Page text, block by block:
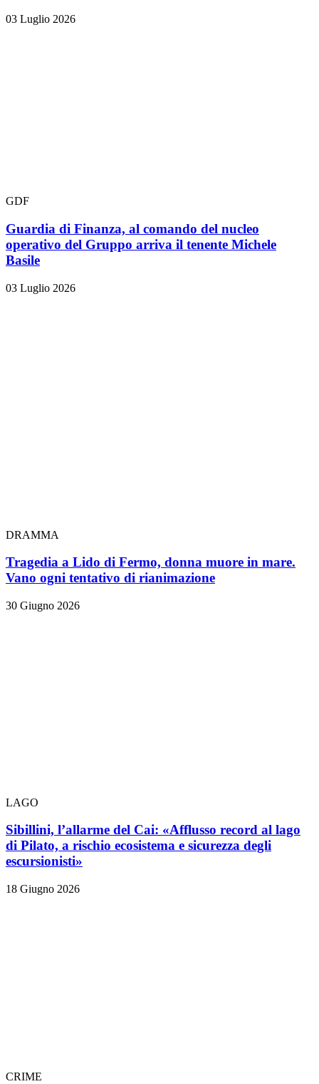
03 Luglio 2026
GDF
Guardia di Finanza, al comando del nucleo
operativo del Gruppo arriva il tenente Michele
Basile
03 Luglio 2026
DRAMMA
Tragedia a Lido di Fermo, donna muore in mare.
Vano ogni tentativo di rianimazione
30 Giugno 2026
LAGO
Sibillini, l’allarme del Cai: «Afflusso record al lago
di Pilato, a rischio ecosistema e sicurezza degli
escursionisti»
18 Giugno 2026
CRIME